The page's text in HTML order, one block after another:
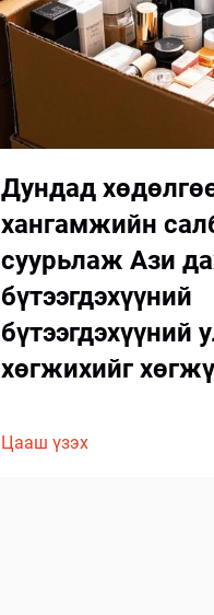
Дундад
хангамжийн
суурьлаж Ази
бүтээгдэхүүний
бүтээгдэхүүний
хөгжихийг
Цааш үзэх